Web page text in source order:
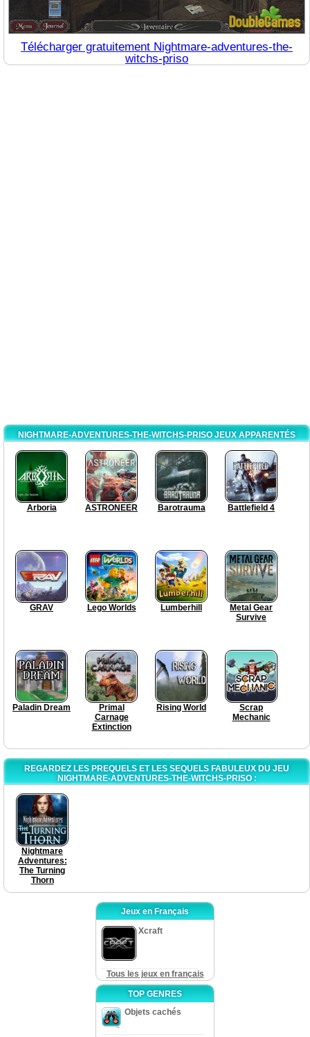
Télécharger gratuitement Nightmare-adventures-the-
witchs-priso
NIGHTMARE-ADVENTURES-THE-WITCHS-PRISO JEUX APPARENTÉS
Arboria ASTRONEER Barotrauma Battlefield 4
GRAV Lego Worlds Lumberhill
Metal Gear
Survive
Paladin Dream
Primal
Carnage
Extinction
Rising World
Scrap
Mechanic
REGARDEZ LES PREQUELS ET LES SEQUELS FABULEUX DU JEU
NIGHTMARE-ADVENTURES-THE-WITCHS-PRISO :
Nightmare
Adventures:
The Turning
Thorn
Jeux en Français
Xcraft
Tous les jeux en français
TOP GENRES
Objets cachés